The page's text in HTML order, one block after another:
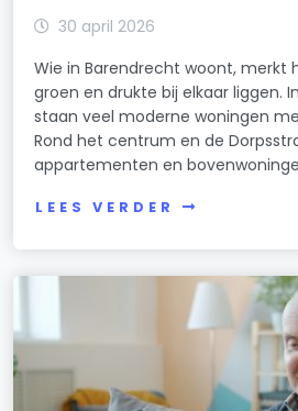
30 april 2026
Wie in Barendrecht woont, merkt
groen en drukte bij elkaar liggen.
staan veel moderne woningen
Rond het centrum en de
appartementen en
LEES VERDER